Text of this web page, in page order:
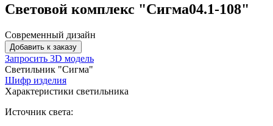
Световой комплекс "Сигма04.1-108"
Современный дизайн
Добавить к заказу
Запросить 3D модель
Светильник "Сигма"
Шифр изделия
Характеристики светильника
Источник света: